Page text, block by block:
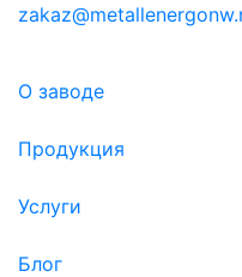
О заводе
Продукция
Услуги
Блог